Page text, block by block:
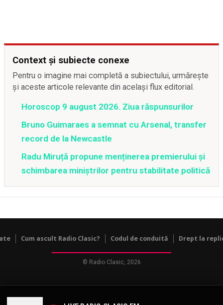
Context și subiecte conexe
Pentru o imagine mai completă a subiectului, urmărește
și aceste articole relevante din același flux editorial.
Horoscop 9 august 2026. Ziua răspunsurilor
Bruno Guimaraes a semnat cu Arsenal, transfer
record de la Newcastle
Radu Miruță propune menținerea premierului și
schimbarea miniștrilor pentru stabilitate politică
Cum ascult Radio Clasic? Codul de conduită Drept la
© Radio Clasic, 2026